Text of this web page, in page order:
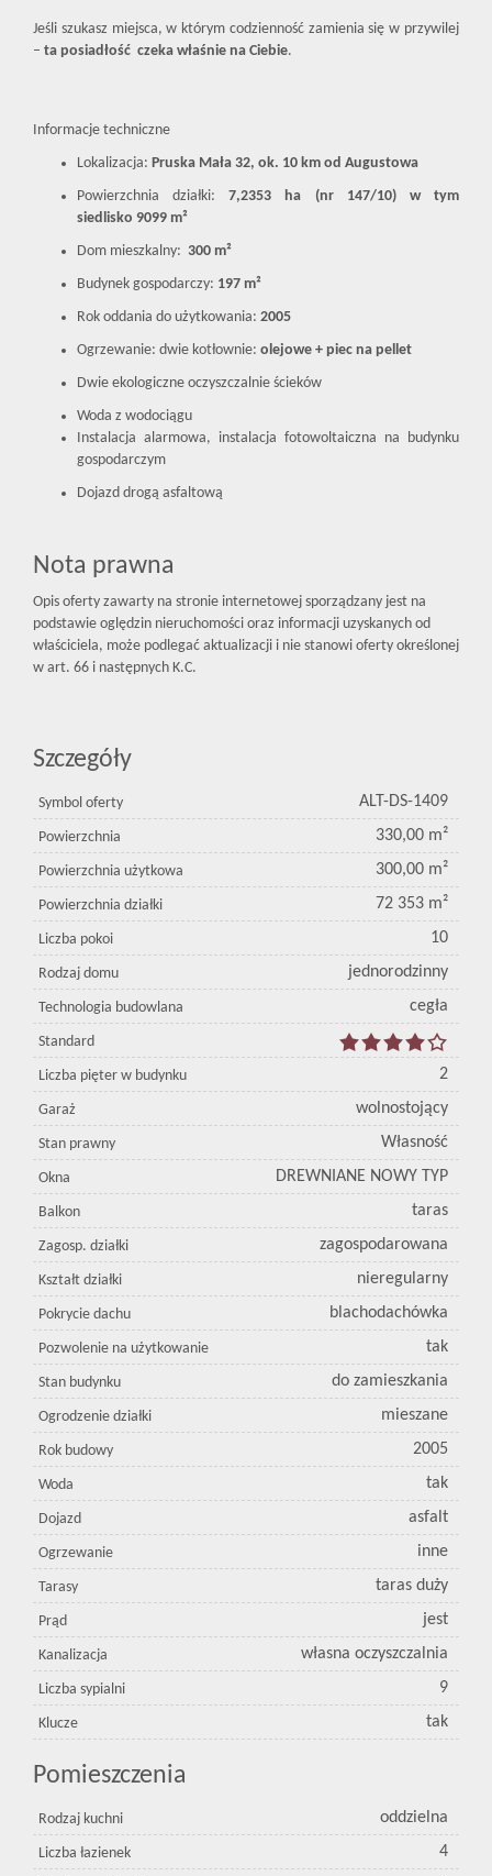
Jeśli szukasz miejsca, w którym codzienność zamienia się w przywilej
– ta posiadłość czeka właśnie na Ciebie.
Informacje techniczne
Lokalizacja: Pruska Mała 32, ok. 10 km od Augustowa
Powierzchnia działki:7,2353 ha (nr 147/10) w tym
siedlisko 9099 m²
Dom mieszkalny: 300 m²
Budynek gospodarczy: 197 m²
Rok oddania do użytkowania: 2005
Ogrzewanie: dwie kotłownie: olejowe + piec na pellet
Dwie ekologiczne oczyszczalnie ścieków
Woda z wodociągu
Instalacja alarmowa, instalacja fotowoltaiczna na budynku
gospodarczym
Dojazd drogą asfaltową
Nota prawna
Opis oferty zawarty na stronie internetowej sporządzany jest na
podstawie oględzin nieruchomości oraz informacji uzyskanych od
właściciela, może podlegać aktualizacji i nie stanowi oferty określonej
w art. 66 i następnych K.C.
Szczegóły
Symbol oferty ALT-DS-1409
Powierzchnia 330,00 m²
Powierzchnia użytkowa 300,00 m²
Powierzchnia działki 72 353 m²
Liczba pokoi 10
Rodzaj domu jednorodzinny
Technologia budowlana cegła
Standard
Liczba pięter w budynku 2
Garaż wolnostojący
Stan prawny Własność
Okna DREWNIANE NOWY TYP
Balkon taras
Zagosp. działki zagospodarowana
Kształt działki nieregularny
Pokrycie dachu blachodachówka
Pozwolenie na użytkowanie tak
Stan budynku do zamieszkania
Ogrodzenie działki mieszane
Rok budowy 2005
Woda tak
Dojazd asfalt
Ogrzewanie inne
Tarasy taras duży
Prąd jest
Kanalizacja własna oczyszczalnia
Liczba sypialni 9
Klucze tak
Pomieszczenia
Rodzaj kuchni oddzielna
Liczba łazienek 4